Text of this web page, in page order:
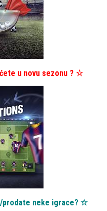
u novu sezonu ? ☆
prodate neke igrace? ☆